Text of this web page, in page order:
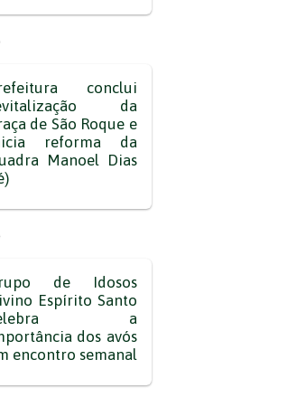
conclui
da
de São Roque e
reforma da
Manoel Dias
de Idosos
Espírito Santo
a
dos avós
encontro semanal